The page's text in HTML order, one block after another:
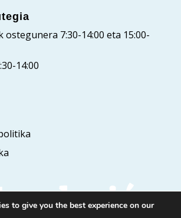
ostegunera 7:30-14:00 eta 15:00-
14:00
to give you the best experience on our